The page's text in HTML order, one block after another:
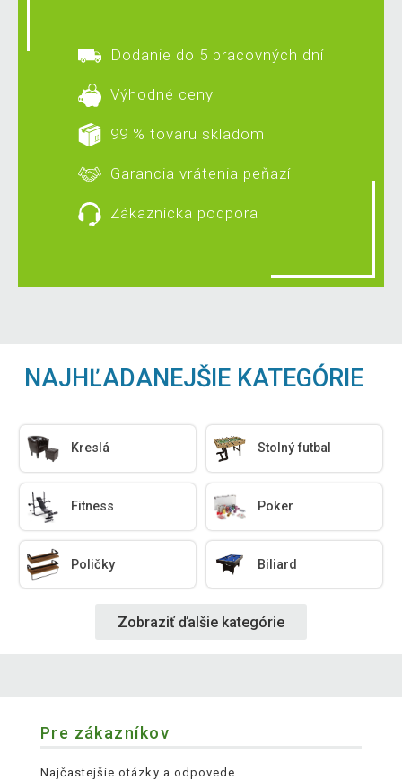
Dodanie do 5 pracovných dní
Výhodné ceny
99 % tovaru skladom
Garancia vrátenia peňazí
Zákaznícka podpora
NAJHĽADANEJŠIE KATEGÓRIE
Kreslá Stolný futbal
Fitness Poker
Poličky Biliard
Zobraziť ďalšie kategórie
Pre zákazníkov
Najčastejšie otázky a odpovede